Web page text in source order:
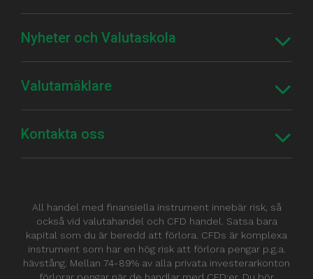
Nyheter och Valutaskola
Valutamäklare
Kontakta oss
All handel med finansiella instrument innebär risk, så
också vid valutahandel och CFD handel. Satsa bara
kapital som du är beredd att förlora. CFDs är komplexa
instrument som har en hög risk att förlora pengar p.g.a.
hävstång. Mellan 74-89% av alla privata investerarkonton
förlorar pengar när de handlar med CFD:er. Du bör